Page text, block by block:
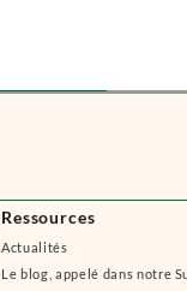
Ressources
Actualités
Le blog, appelé dans notre